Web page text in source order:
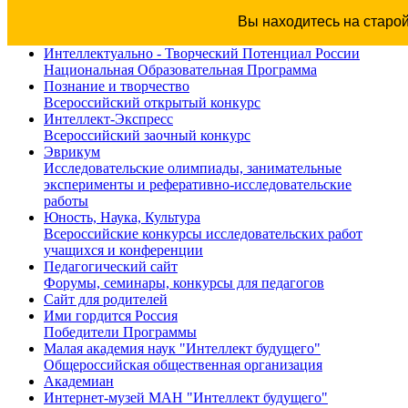
Вы находитесь на
Интеллектуально - Творческий Потенциал России
Национальная Образовательная Программа
Познание и творчество
Всероссийский открытый конкурс
Интеллект-Экспресс
Всероссийский заочный конкурс
Эврикум
Исследовательские олимпиады, занимательные
эксперименты и реферативно-исследовательские
работы
Юность, Наука, Культура
Всероссийские конкурсы исследовательских работ
учащихся и конференции
Педагогический сайт
Форумы, семинары, конкурсы для педагогов
Сайт для родителей
Ими гордится Россия
Победители Программы
Малая академия наук "Интеллект будущего"
Общероссийская общественная организация
Академиан
Интернет-музей МАН "Интеллект будущего"